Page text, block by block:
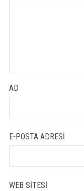
AD
E-POSTA ADRESI
WEB SITESI